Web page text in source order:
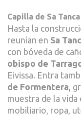
Capilla de Sa
Hasta la
reunían en Sa
con bóveda de
obispo de
Eivissa. Entra
de Formentera,
muestra de la vida
mobiliario, ropa,